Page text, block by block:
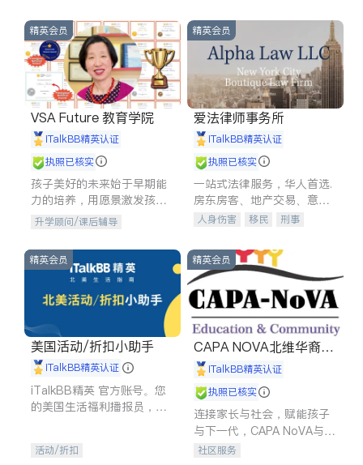
商铺租售
开发商建商
精英会员
VSA Future 教育学院
iTalkBB精英认证
执照已核实
孩子美好的未来始于早期能
力的培养，用愿景激发孩子
的学习潜力和动力。理念：
拥有成长型心态是成功的基
石。
升学顾问/课后辅导
精英会员
爱法律师事务所
iTalkBB精英认证
执照已核实
一站式法律服务，华人首选.
房东房客、地产交易、意外
伤害、车祸重伤、商业诉
建筑合同、刑事案件全包办
人身伤害 移民
刑事
信托/遗嘱
商业
索赔
律师-其它 保释
精英会员
美国活动/折扣小助手
iTalkBB精英认证
iTalkBB精英 官方账号。您
的美国生活福利播报员，精
专属福利。
活动/折扣
精英会员
CAPA NOVA北维华裔家
长会iTalkBB精英认证
执照已核实
连接家长与社会，赋能孩子
与下一代，CAPA NoVA与您
携手建设包容、公平、充满
社区服务